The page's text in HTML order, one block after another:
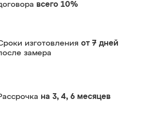
всего 10%
изготовления от 7 дней
замера
на 3, 4, 6 месяцев